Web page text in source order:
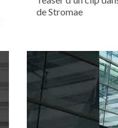
de Stromae